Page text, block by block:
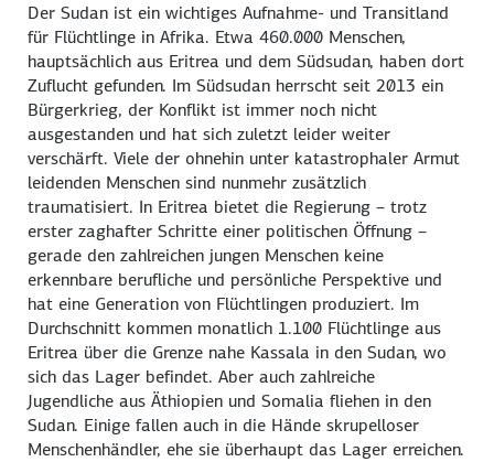
Der Sudan ist ein wichtiges Aufnahme- und Transitland
für Flüchtlinge in Afrika. Etwa 460.000 Menschen,
hauptsächlich aus Eritrea und dem Südsudan, haben dort
Zuflucht gefunden. Im Südsudan herrscht seit 2013 ein
Bürgerkrieg, der Konflikt ist immer noch nicht
ausgestanden und hat sich zuletzt leider weiter
verschärft. Viele der ohnehin unter katastrophaler Armut
leidenden Menschen sind nunmehr zusätzlich
traumatisiert. In Eritrea bietet die Regierung – trotz
erster zaghafter Schritte einer politischen Öffnung –
gerade den zahlreichen jungen Menschen keine
erkennbare berufliche und persönliche Perspektive und
hat eine Generation von Flüchtlingen produziert. Im
Durchschnitt kommen monatlich 1.100 Flüchtlinge aus
Eritrea über die Grenze nahe Kassala in den Sudan, wo
sich das Lager befindet. Aber auch zahlreiche
Jugendliche aus Äthiopien und Somalia fliehen in den
Sudan. Einige fallen auch in die Hände skrupelloser
Menschenhändler, ehe sie überhaupt das Lager erreichen.